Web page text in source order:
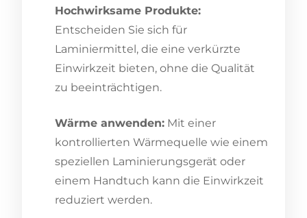
Hochwirksame Produkte:
Entscheiden Sie sich für
Laminiermittel, die eine verkürzte
Einwirkzeit bieten, ohne die Qualität
zu beeinträchtigen.
Wärme anwenden: Mit einer
kontrollierten Wärmequelle wie einem
speziellen Laminierungsgerät oder
einem Handtuch kann die Einwirkzeit
reduziert werden.